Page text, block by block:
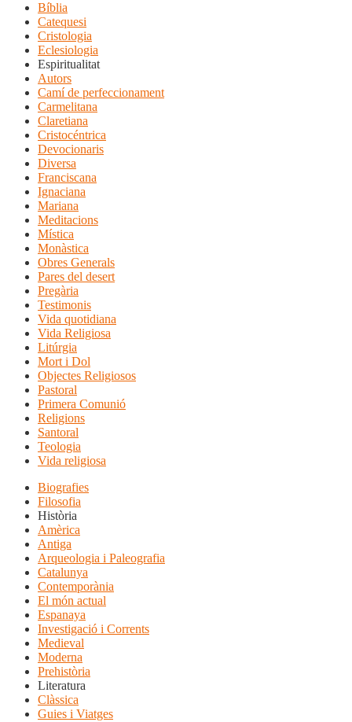
Bíblia
Catequesi
Cristologia
Eclesiologia
Espiritualitat
Autors
Camí de perfeccionament
Carmelitana
Claretiana
Cristocéntrica
Devocionaris
Diversa
Franciscana
Ignaciana
Mariana
Meditacions
Mística
Monàstica
Obres Generals
Pares del desert
Pregària
Testimonis
Vida quotidiana
Vida Religiosa
Litúrgia
Mort i Dol
Objectes Religiosos
Pastoral
Primera Comunió
Religions
Santoral
Teologia
Vida religiosa
Biografies
Filosofia
Història
Amèrica
Antiga
Arqueologia i Paleografia
Catalunya
Contemporània
El món actual
Espanaya
Investigació i Corrents
Medieval
Moderna
Prehistòria
Literatura
Clàssica
Guies i Viatges